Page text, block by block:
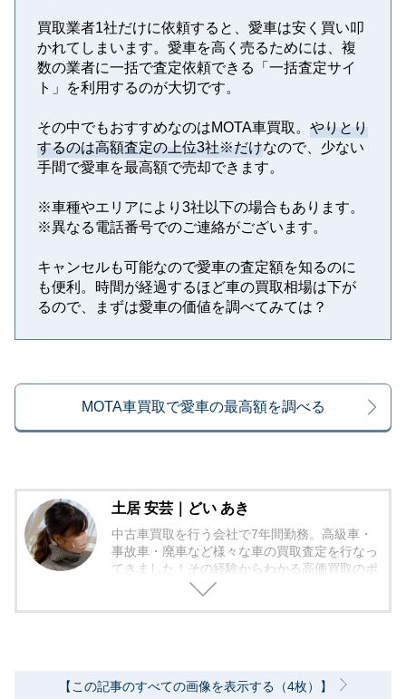
買取業者1社だけに依頼すると、愛車は安く買い叩
かれてしまいます。愛車を高く売るためには、複
数の業者に一括で査定依頼できる「一括査定サイ
ト」を利用するのが大切です。
その中でもおすすめなのはMOTA車買取。 やりとり
するのは高額査定の上位3社※だけなので、少ない
手間で愛車を最高額で売却できます。
※⾞種やエリアにより3社以下の場合もあります。
※異なる電話番号でのご連絡がございます。
キャンセルも可能なので愛車の査定額を知るのに
も便利。時間が経過するほど車の買取相場は下が
るので、まずは愛車の価値を調べてみては？
MOTA車買取で愛車の最高額を調べる
土居 安芸｜どい あき
中古車買取を行う会社で7年間勤務。高級車・
事故車・廃車など様々な車の買取査定を行なっ
てきました！その経験からわかる高価買取のポ
イントなどをお伝えしていきたいと思っており
【この記事のすべての画像を表示する（4枚）】